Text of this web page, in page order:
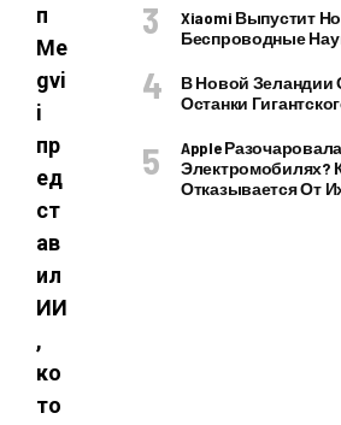
п
Me
gvi
i
пр
ед
ст
ав
ил
ИИ
,
ко
то
Xiaomi Выпустит
Беспроводные
В Новой Зеландии
Останки
Apple
Электромобилях?
Отказывается От